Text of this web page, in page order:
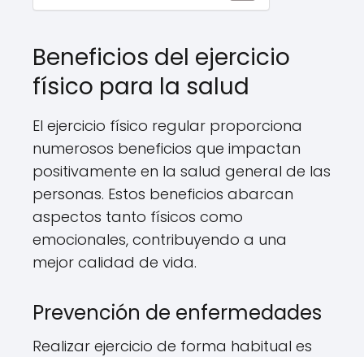
Beneficios del ejercicio
físico para la salud
El ejercicio físico regular proporciona
numerosos beneficios que impactan
positivamente en la salud general de las
personas. Estos beneficios abarcan
aspectos tanto físicos como
emocionales, contribuyendo a una
mejor calidad de vida.
Prevención de enfermedades
Realizar ejercicio de forma habitual es